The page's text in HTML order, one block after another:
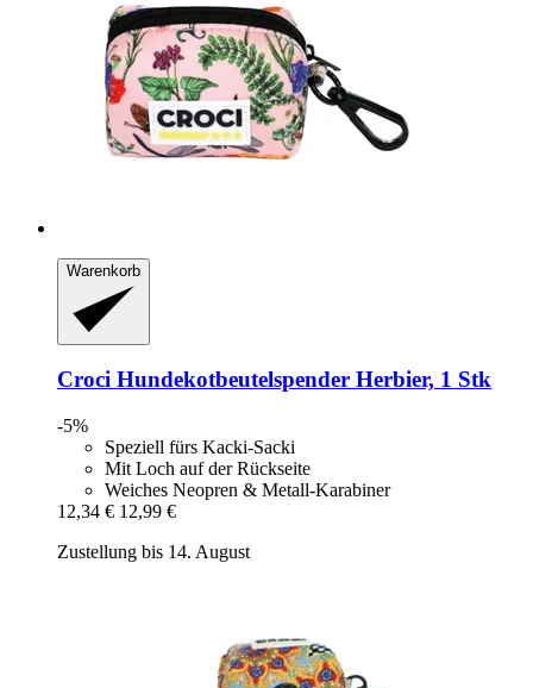
Warenkorb
Croci Hundekotbeutelspender Herbier, 1 Stk
-5%
Speziell fürs Kacki-Sacki
Mit Loch auf der Rückseite
Weiches Neopren & Metall-Karabiner
12,34 € 12,99 €
Zustellung bis 14. August